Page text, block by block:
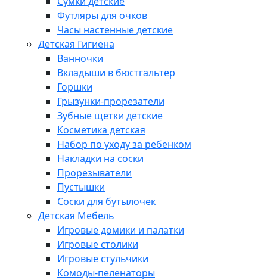
Футляры для очков
Часы настенные детские
Детская Гигиена
Ванночки
Вкладыши в бюстгальтер
Горшки
Грызунки-прорезатели
Зубные щетки детские
Косметика детская
Набор по уходу за ребенком
Накладки на соски
Прорезыватели
Пустышки
Соски для бутылочек
Детская Мебель
Игровые домики и палатки
Игровые столики
Игровые стульчики
Комоды-пеленаторы